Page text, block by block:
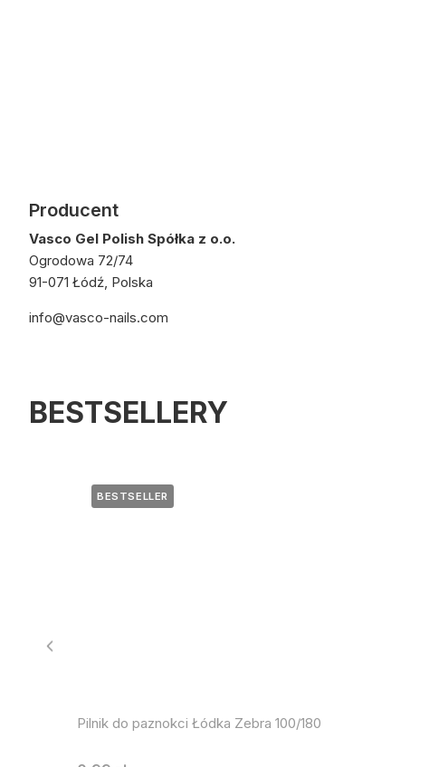
Producent
Vasco Gel Polish Spółka z o.o.
Ogrodowa 72/74
91-071 Łódź, Polska
info@vasco-nails.com
BESTSELLERY
BESTSELLER
Pilnik do paznokci Łódka Zebra 100/180